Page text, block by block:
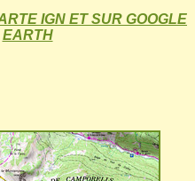
IGN ET SUR GOOGLE
EARTH